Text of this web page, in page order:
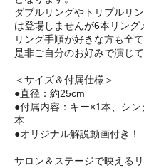
ダブルリングやトリプルリ
は登場しませんが6本リン
リング手順が好きな方も全
是非ご自分のお好みで演じて
＜サイズ＆付属仕様＞
●直径：約25cm
●付属内容：キー×1本、シ
本
●オリジナル解説動画付き！
サロン＆ステージで映える